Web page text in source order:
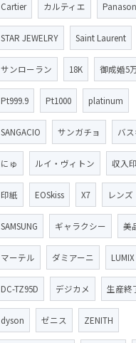
Cartier カルティエ
STAR JEWELRY Saint Laurent
サンローラン 18K 御成婚5
Pt999.9 Pt1000 platinum
SANGACIO サンガチョ バ
にゅ ルイ・ヴィトン 収入
印紙 EOSkiss X7 レンズ
SAMSUNG ギャラクシー 美
マーテル ダミアーニ LUMIX
DC-TZ95D デジカメ 生産終
dyson ゼニス ZENITH